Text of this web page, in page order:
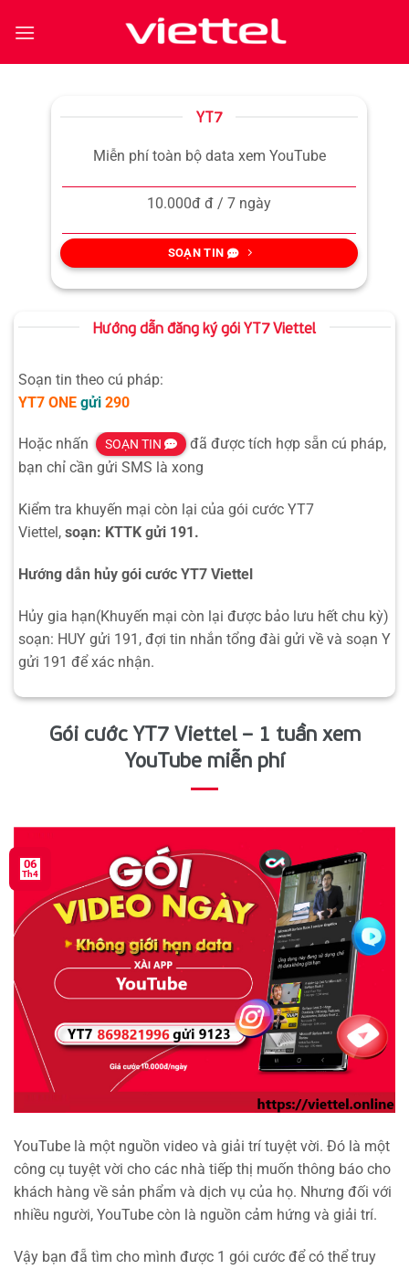
qua
YT7
Miễn phí toàn bộ data xem YouTube
10.000đ đ / 7 ngày
SOẠN TIN
Hướng dẫn đăng ký gói YT7 Viettel
Soạn tin theo cú pháp:
YT7 ONE gửi 290
Hoặc nhấn SOẠN TIN
đã được tích hợp sẵn cú pháp,
bạn chỉ cần gửi SMS là xong
Kiểm tra khuyến mại còn lại của gói cước YT7
Viettel, soạn: KTTK gửi 191.
Hướng dẫn hủy gói cước YT7 Viettel
Hủy gia hạn(Khuyến mại còn lại được bảo lưu hết chu kỳ)
soạn: HUY gửi 191, đợi tin nhắn tổng đài gửi về và soạn Y
gửi 191 để xác nhận.
Gói cước YT7 Viettel – 1 tuần xem
YouTube miễn phí
06
Th4
YouTube là một nguồn video và giải trí tuyệt vời. Đó là một
công cụ tuyệt vời cho các nhà tiếp thị muốn thông báo cho
khách hàng về sản phẩm và dịch vụ của họ. Nhưng đối với
nhiều người, YouTube còn là nguồn cảm hứng và giải trí.
Vậy bạn đẵ tìm cho mình được 1 gói cước để có thể truy